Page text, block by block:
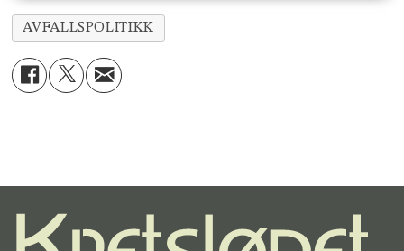
AVFALLSPOLITIKK